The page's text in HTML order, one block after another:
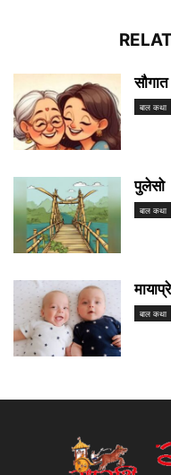
सौगात
बाल कथा
पुलेसो
बाल कथा
बाल कथा